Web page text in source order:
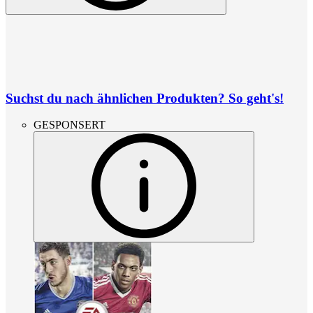
Suchst du nach ähnlichen Produkten? So geht's!
GESPONSERT